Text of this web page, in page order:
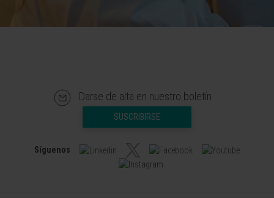
Darse de alta en nuestro boletín
SUSCRIBIRSE
Síguenos